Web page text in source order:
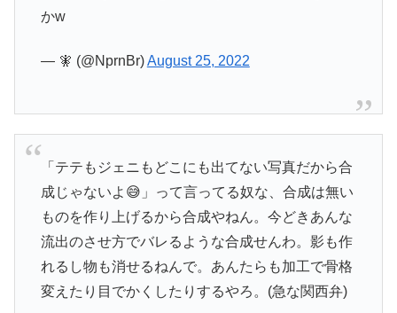
かw
— 🧚 (@NprnBr)August 25, 2022
「テテもジェニもどこにも出てない写真だから合
成じゃないよ😅」って言ってる奴な、合成は無い
ものを作り上げるから合成やねん。今どきあんな
流出のさせ方でバレるような合成せんわ。影も作
れるし物も消せるねんで。あんたらも加工で骨格
変えたり目でかくしたりするやろ。(急な関西弁)